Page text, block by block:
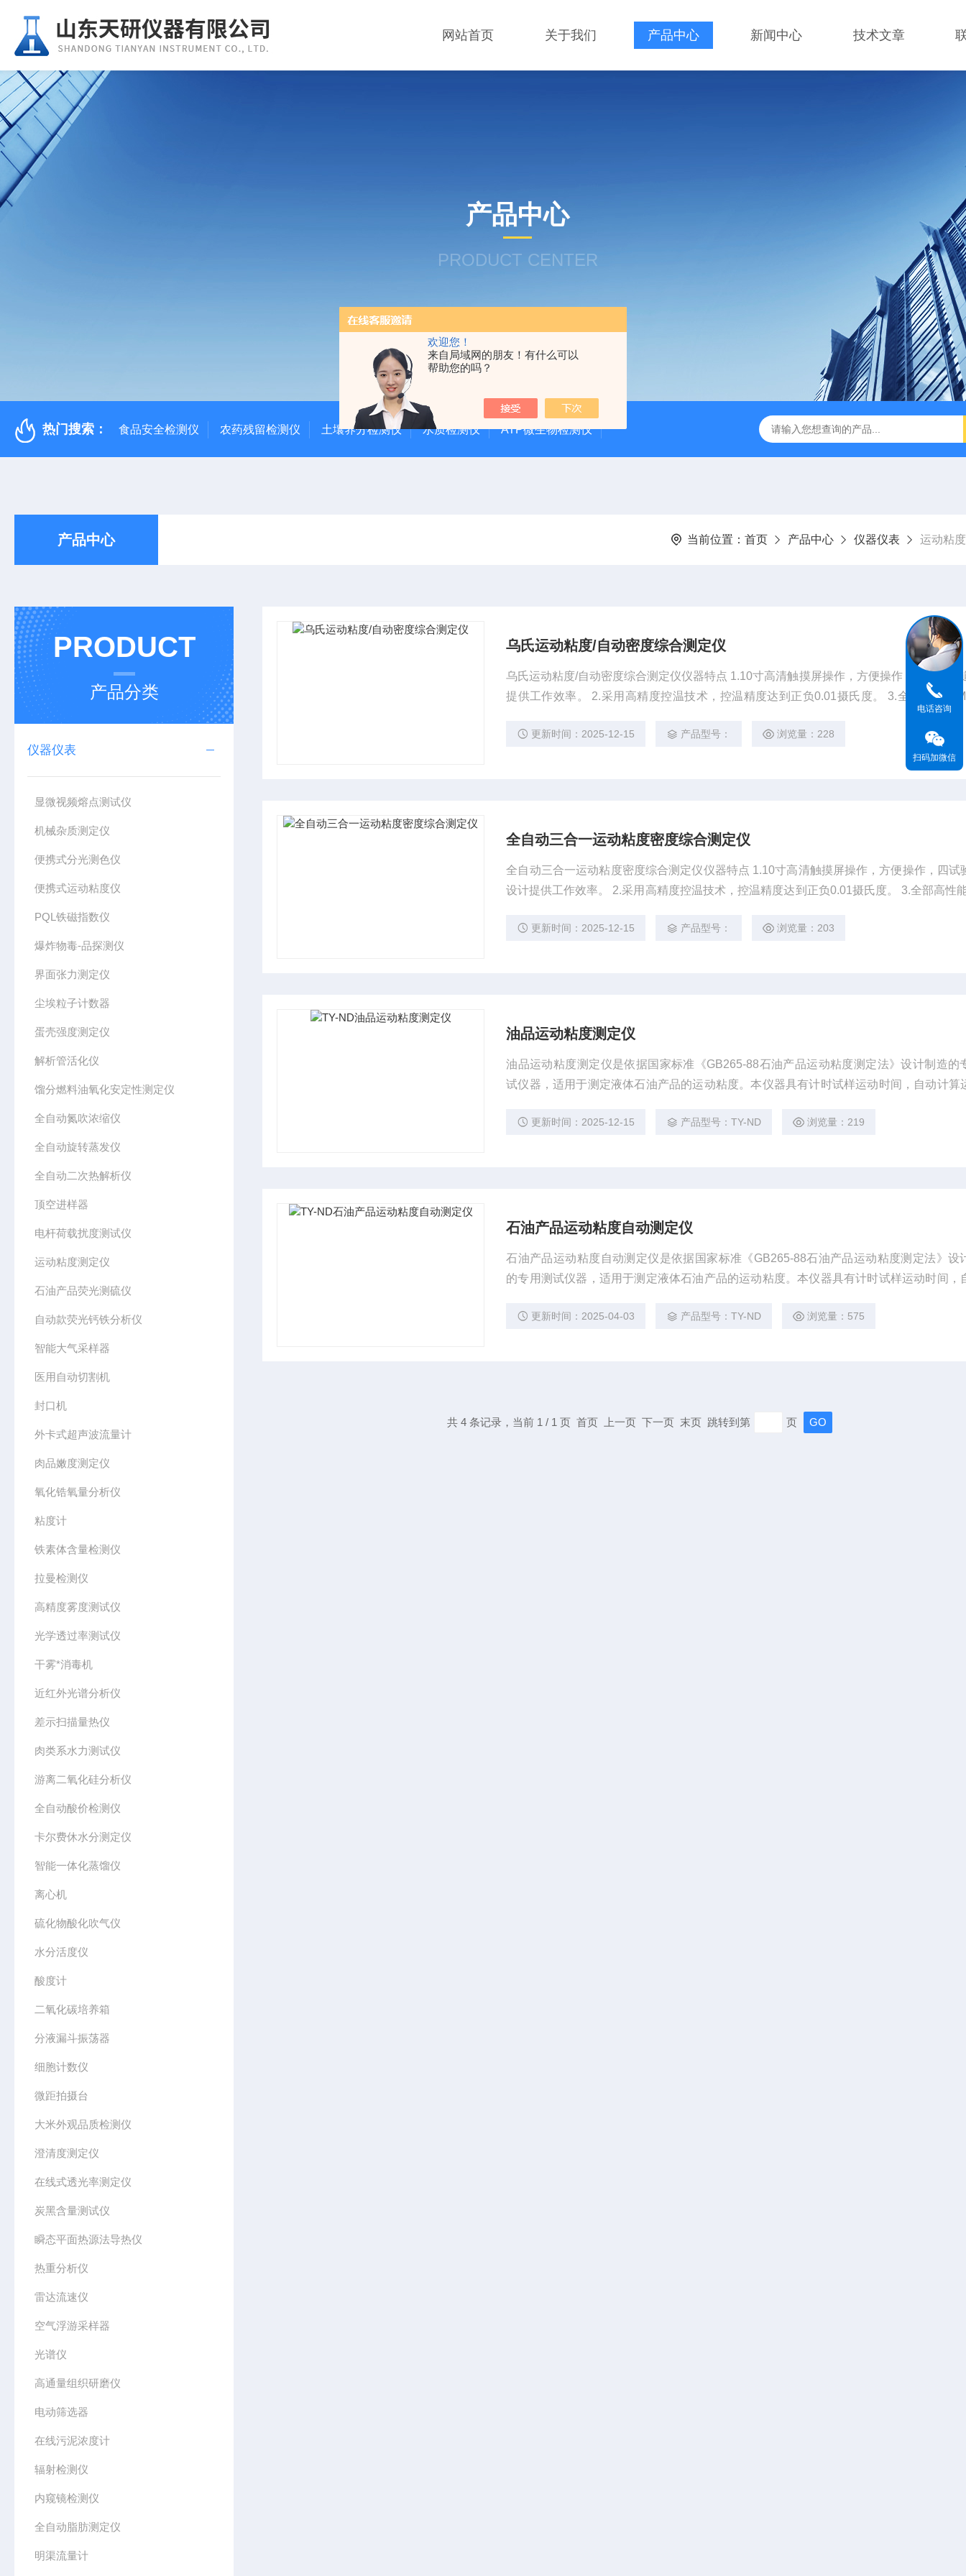
欢迎您！
来自局域网的朋友！有什么可以
帮助您的吗？
网站首页 关于我们 产品中心 新闻中心 技术文章
产品中心
PRODUCT CENTER
热门搜索： 食品安全检测仪 农药残留检测仪 土壤养分检测仪 水质检测仪 ATP微生物检测仪
产品中心 当前位置： 首页 产品中心 仪器仪表 运动粘
PRODUCT
产品分类
仪器仪表
显微视频熔点测试仪
机械杂质测定仪
便携式分光测色仪
便携式运动粘度仪
PQL铁磁指数仪
爆炸物毒-品探测仪
界面张力测定仪
尘埃粒子计数器
蛋壳强度测定仪
解析管活化仪
馏分燃料油氧化安定性测定仪
全自动氮吹浓缩仪
全自动旋转蒸发仪
全自动二次热解析仪
顶空进样器
电杆荷载扰度测试仪
运动粘度测定仪
石油产品荧光测硫仪
自动款荧光钙铁分析仪
智能大气采样器
医用自动切割机
封口机
外卡式超声波流量计
肉品嫩度测定仪
氧化锆氧量分析仪
粘度计
铁素体含量检测仪
拉曼检测仪
高精度雾度测试仪
光学透过率测试仪
干雾*消毒机
近红外光谱分析仪
差示扫描量热仪
肉类系水力测试仪
游离二氧化硅分析仪
全自动酸价检测仪
卡尔费休水分测定仪
智能一体化蒸馏仪
离心机
硫化物酸化吹气仪
水分活度仪
酸度计
二氧化碳培养箱
分液漏斗振荡器
细胞计数仪
微距拍摄台
大米外观品质检测仪
澄清度测定仪
在线式透光率测定仪
炭黑含量测试仪
瞬态平面热源法导热仪
热重分析仪
雷达流速仪
空气浮游采样器
光谱仪
高通量组织研磨仪
电动筛选器
在线污泥浓度计
辐射检测仪
内窥镜检测仪
全自动脂肪测定仪
明渠流量计
乌氏运动粘度/自动密度综合测定仪
乌氏运动粘度/自动密度综合测定仪仪器特点 1.10寸高清触摸屏操作，方便操作，四试验通道设计
提供工作效率。 2.采用高精度控温技术，控温精度达到正负0.01摄氏度。 3.全部高性能MCU控
更新时间：2025-12-15 产品型号： 浏览量：228
全自动三合一运动粘度密度综合测定仪
全自动三合一运动粘度密度综合测定仪仪器特点 1.10寸高清触摸屏操作，方便操作，四试验通道
设计提供工作效率。 2.采用高精度控温技术，控温精度达到正负0.01摄氏度。 3.全部高性能MCU
更新时间：2025-12-15 产品型号： 浏览量：203
油品运动粘度测定仪
油品运动粘度测定仪是依据国家标准《GB265-88石油产品运动粘度测定法》设计制造的
试仪器，适用于测定液体石油产品的运动粘度。本仪器具有计时试样运动时间，自动计算
在实际中使用为mm2/s。动力粘度可由测得的运动粘度乘以液体的密度求得。本方法是在
更新时间：2025-12-15 产品型号：TY-ND 浏览量：219
石油产品运动粘度自动测定仪
石油产品运动粘度自动测定仪是依据国家标准《GB265-88石油产品运动粘度测定法》设
的专用测试仪器，适用于测定液体石油产品的运动粘度。本仪器具有计时试样运动时间，
s，通常在实际中使用为mm2/s。动力粘度可由测得的运动粘度乘以液体的密度求得。本方
更新时间：2025-04-03 产品型号：TY-ND 浏览量：575
共 4 条记录，当前 1 / 1 页 首页 上一页 下一页 末页 跳转到第 页
电话咨询
扫码加微信